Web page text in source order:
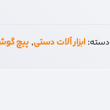
دسته:ابزار آلات دستی, پیچ